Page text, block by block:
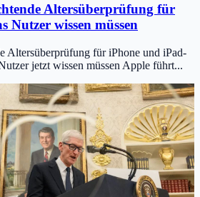
Altersüberprüfung für
Nutzer wissen müssen
Altersüberprüfung für iPhone und iPad-
jetzt wissen müssen Apple führt...